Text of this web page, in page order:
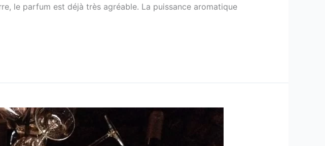
le parfum est déjà très agréable. La puissance aromatique